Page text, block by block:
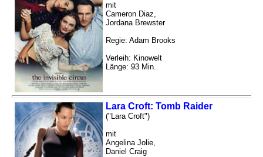
mit
Cameron Diaz,
Jordana Brewster
Regie: Adam Brooks
Verleih: Kinowelt
Länge: 93 Min.
Lara Croft: Tomb Raider
("Lara Croft")
mit
Angelina Jolie,
Daniel Craig